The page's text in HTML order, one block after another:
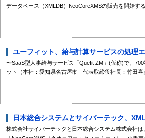
データベース（XMLDB）NeoCoreXMSの販売を開始す
ユーフィット、給与計算サービスの処理
〜SaaS型人事給与サービス「Quefit ZM」(仮称)で、
ット（本社：愛知県名古屋市 代表取締役社長：竹田喜
日本総合システムとサイバーテック、
株式会社サイバーテックと日本総合システム株式会社